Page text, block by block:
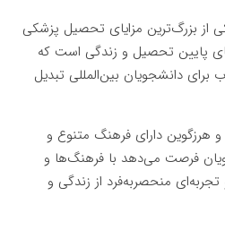
از بزرگ‌ترین مزایای تحصیل پزشکی
پایین تحصیل و زندگی است که
دانشجویان بین‌المللی تبدیل
هرزگوین دارای فرهنگ متنوع و
فرصت می‌دهد با فرهنگ‌ها و
منحصربه‌فرد از زندگی و